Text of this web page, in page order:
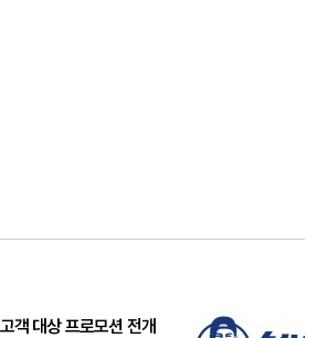
객 대상 프로모션 전개